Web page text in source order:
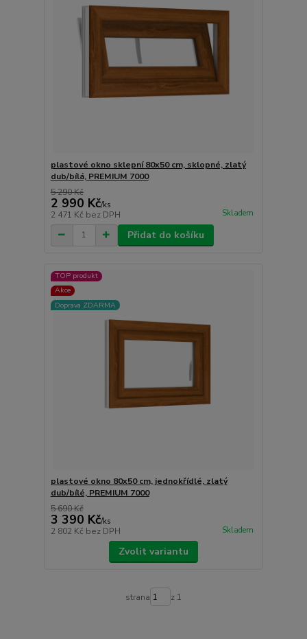
plastové okno sklepní 80x50 cm, sklopné, zlatý
dub/bílá, PREMIUM 7000
5 290 Kč
2 990 Kč/ks
2 471 Kč bez DPH Skladem
Přidat do košíku
TOP produkt
Akce
Doprava ZDARMA
plastové okno 80x50 cm, jednokřídlé, zlatý
dub/bílé, PREMIUM 7000
5 690 Kč
3 390 Kč/ks
2 802 Kč bez DPH Skladem
Zvolit variantu
strana z 1